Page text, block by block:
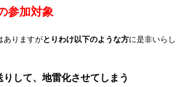
参加対象
ありますがとりわけ以下のような方に是非いらし
して、地雷化させてしまう